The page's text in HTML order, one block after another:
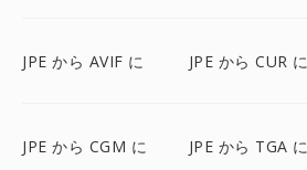
JPE から AVIF に JPE から CUR に
JPE から CGM に JPE から TGA に